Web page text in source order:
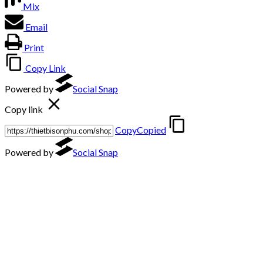
Mix
Email
Print
Copy Link
Powered by
Social Snap
Copy link
CopyCopied
Powered by
Social Snap